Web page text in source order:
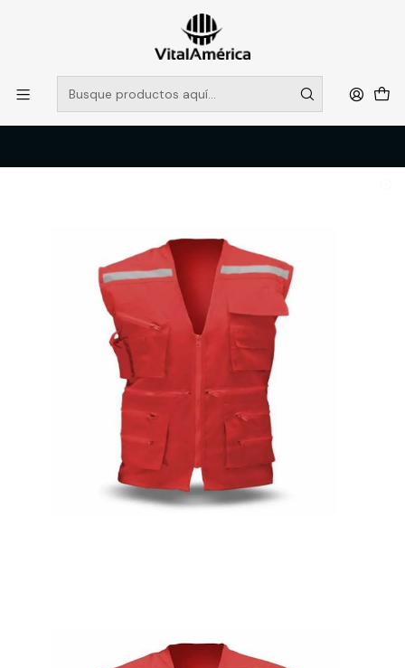
POR SISTEMA FRONTAL SOLO RETIROS EN TIENDA, DESDE
MUCHAS GRACIAS +569 5956 2237
Leer más
Catálogo
VESTIMENTA TECNICA Y CORPORATIVA
OVEROLES Y CHALECOS GEOLOGOS
CHALECO GEOLOGO ROJO T/S